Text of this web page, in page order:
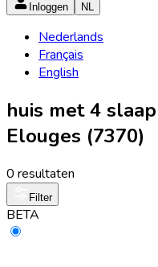
Inloggen NL
Nederlands
Français
English
huis met 4
Elouges (7370)
0 resultaten
Filter
BETA